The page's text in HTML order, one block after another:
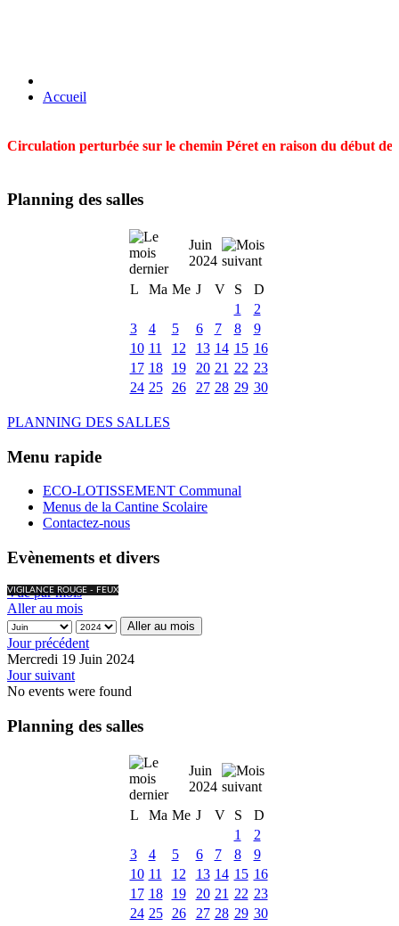
Accueil
Circulation perturbée sur le chemin Péret en raison du début
Planning des salles
Juin
2024
L
Ma Me J V S
D
1
2
3
4 5 6 7 8
9
10 11 12 13 14 15 16
17 18 19 20 21 22 23
24 25 26 27 28 29 30
PLANNING DES SALLES
Menu rapide
ECO-LOTISSEMENT Communal
Menus de la Cantine Scolaire
Contactez-nous
Evènements et divers
VIGILANCE ROUGE - FEUX
Vue par mois
Aller au mois
Aller au mois
Jour précédent
Mercredi 19 Juin 2024
Jour suivant
No events were found
Planning des salles
Juin
2024
L
Ma Me J V S
D
1
2
3
4 5 6 7 8
9
10 11 12 13 14 15 16
17 18 19 20 21 22 23
24 25 26 27 28 29 30